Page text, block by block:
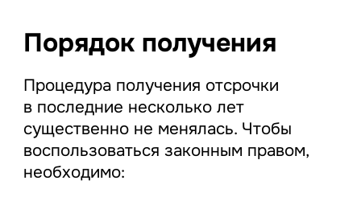
Порядок получения
Процедура получения отсрочки
в последние несколько лет
существенно не менялась. Чтобы
воспользоваться законным правом,
необходимо: